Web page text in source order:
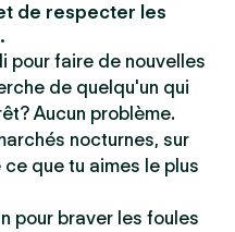
de respecter les
.
pour faire de nouvelles
de quelqu'un qui
Aucun problème.
nocturnes, sur
que tu aimes le plus
pour braver les foules